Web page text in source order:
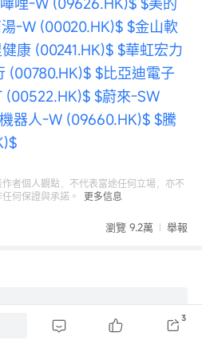
-W (00020.HK)$ $金山軟
康 (00241.HK)$ $華虹宏力
(00780.HK)$ $比亞迪電子
(00522.HK)$ $蔚來-SW
器人-W (09660.HK)$ $騰
者個人觀點，不代表富途任何立場，亦不
何保證與承諾。
更多信息
瀏覽 9.2萬 舉報
3